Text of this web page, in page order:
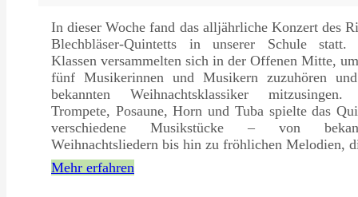
In dieser Woche fand das alljährliche Konzert des
Blechbläser-Quintetts in unserer Schule statt.
Klassen versammelten sich in der Offenen Mitte,
fünf Musikerinnen und Musikern zuzuhören
bekannten Weihnachtsklassiker
Trompete, Posaune, Horn und Tuba spielte das
verschiedene Musikstücke – von
Weihnachtsliedern bis hin zu fröhlichen Melodien,
Mehr erfahren